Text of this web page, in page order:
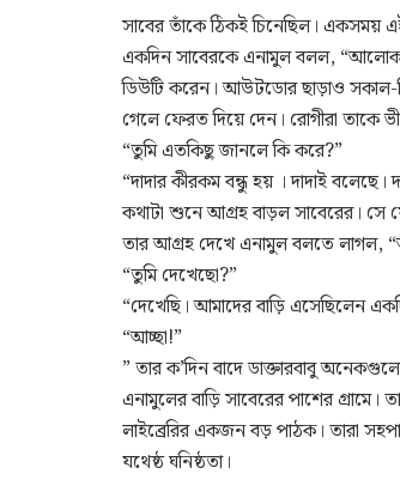
সাবের তাঁকে ঠিকই চিনেছিল।
একদিন সাবেরকে এনামুল বলল,
ডিউটি করেন। আউটডোর ছাড়াও সকাল-
গেলে ফেরত দিয়ে দেন। রোগীরা তাকে
“তুমি এতকিছু জানলে কি করে?”
“দাদার কীরকম বন্ধু হয় । দাদাই
কথাটা শুনে আগ্রহ বাড়ল সাবেরের।
তার আগ্রহ দেখে এনামুল বলতে লাগল,
“তুমি দেখেছো?”
“দেখেছি। আমাদের বাড়ি এসেছিলেন
“আচ্ছা!”
” তার ক’দিন বাদে ডাক্তারবাবু
এনামুলের বাড়ি সাবেরের পাশের
লাইব্রেরির একজন বড় পাঠক। তারা
যথেষ্ঠ ঘনিষ্ঠতা।